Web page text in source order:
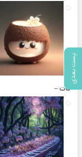
پست بعدی
کات –